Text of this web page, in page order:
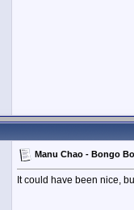
Manu Chao - Bongo
It could have been nice,